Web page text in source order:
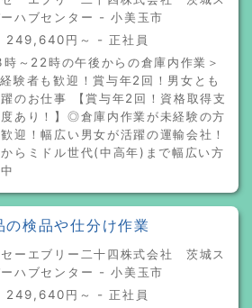
ハブセンター - 小美玉市
249,640円～ - 正社員
時～22時の午後からの倉庫内作業＞
験者も歓迎！賞与年2回！男女とも
のお仕事 【賞与年2回！資格取得支
あり！】◎倉庫内作業が未経験の方
迎！幅広い男女が活躍の運輸会社！
らミドル世代(中高年)まで幅広い方
の検品や仕分け作業
セーエブリー二十四株式会社 茨城ス
ハブセンター - 小美玉市
249,640円～ - 正社員